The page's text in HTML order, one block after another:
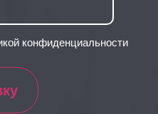
конфиденциальности